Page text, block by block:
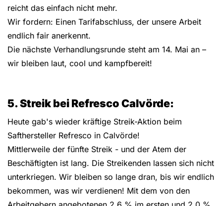
reicht das einfach nicht mehr.
Wir fordern: Einen Tarifabschluss, der unsere Arbeit
endlich fair anerkennt.
Die nächste Verhandlungsrunde steht am 14. Mai an –
wir bleiben laut, cool und kampfbereit!
5. Streik bei Refresco Calvörde:
Heute gab's wieder kräftige Streik-Aktion beim
Safthersteller Refresco in Calvörde!
Mittlerweile der fünfte Streik - und der Atem der
Beschäftigten ist lang. Die Streikenden lassen sich nicht
unterkriegen. Wir bleiben so lange dran, bis wir endlich
bekommen, was wir verdienen! Mit dem von den